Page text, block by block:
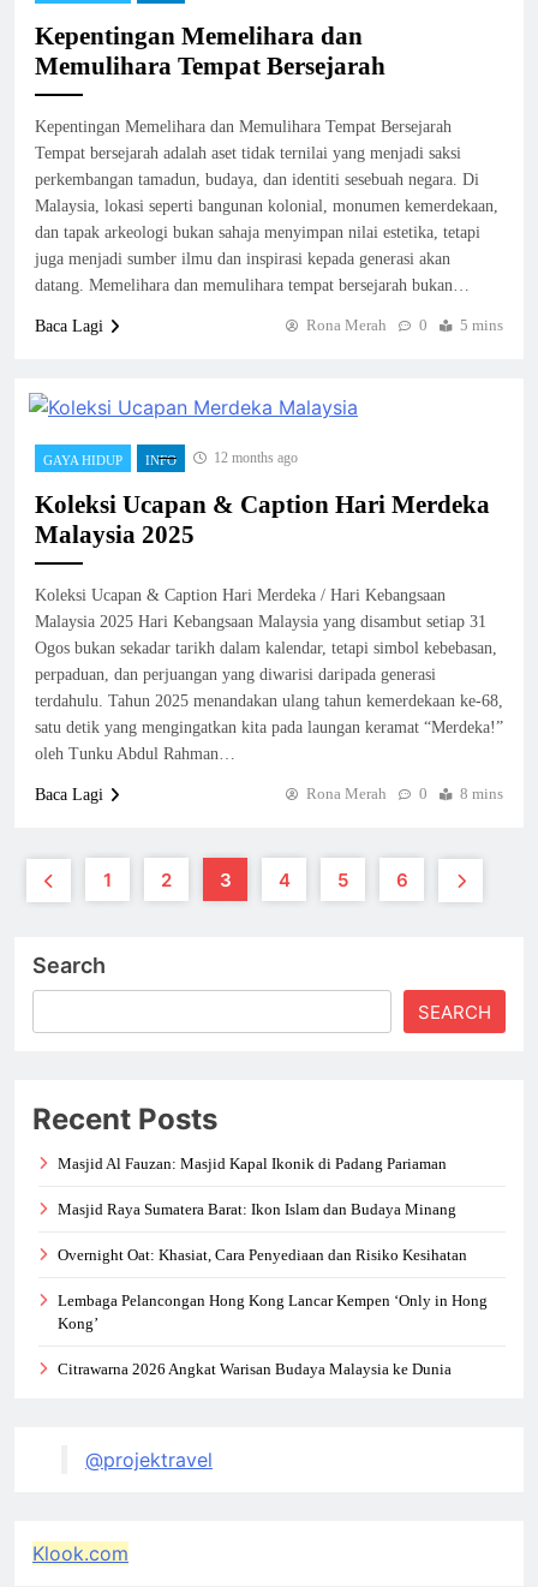
Kepentingan Memelihara dan
Memulihara Tempat Bersejarah
Kepentingan Memelihara dan Memulihara Tempat Bersejarah
Tempat bersejarah adalah aset tidak ternilai yang menjadi saksi
perkembangan tamadun, budaya, dan identiti sesebuah negara. Di
Malaysia, lokasi seperti bangunan kolonial, monumen kemerdekaan,
dan tapak arkeologi bukan sahaja menyimpan nilai estetika, tetapi
juga menjadi sumber ilmu dan inspirasi kepada generasi akan
datang. Memelihara dan memulihara tempat bersejarah bukan…
Baca Lagi Rona Merah 0 5 mins
GAYA HIDUP INFO 12 months ago
Koleksi Ucapan & Caption Hari Merdeka
Malaysia 2025
Koleksi Ucapan & Caption Hari Merdeka / Hari Kebangsaan
Malaysia 2025 Hari Kebangsaan Malaysia yang disambut setiap 31
Ogos bukan sekadar tarikh dalam kalendar, tetapi simbol kebebasan,
perpaduan, dan perjuangan yang diwarisi daripada generasi
terdahulu. Tahun 2025 menandakan ulang tahun kemerdekaan ke-68,
satu detik yang mengingatkan kita pada laungan keramat “Merdeka!”
oleh Tunku Abdul Rahman…
Baca Lagi Rona Merah 0 8 mins
1 2 3 4 5 6
Search
SEARCH
Recent Posts
Masjid Al Fauzan: Masjid Kapal Ikonik di Padang Pariaman
Masjid Raya Sumatera Barat: Ikon Islam dan Budaya Minang
Overnight Oat: Khasiat, Cara Penyediaan dan Risiko Kesihatan
Lembaga Pelancongan Hong Kong Lancar Kempen ‘Only in Hong
Kong’
Citrawarna 2026 Angkat Warisan Budaya Malaysia ke Dunia
@projektravel
Klook.com